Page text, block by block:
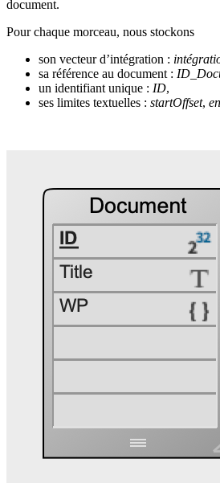
document.
Pour chaque morceau, nous stockons
son vecteur d’intégration :
sa référence au document :
un identifiant unique : ID,
ses limites textuelles : startOffset,